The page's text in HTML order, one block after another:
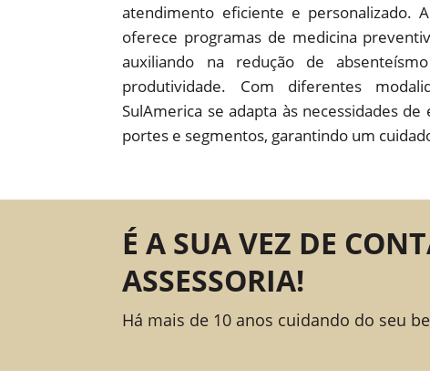
atendimento eficiente e personalizado.
oferece programas de medicina
auxiliando na redução de
produtividade. Com diferentes
SulAmerica se adapta às necessidades
portes e segmentos, garantindo um
É A SUA VEZ DE
ASSESSORIA!
Há mais de 10 anos cuidando do seu